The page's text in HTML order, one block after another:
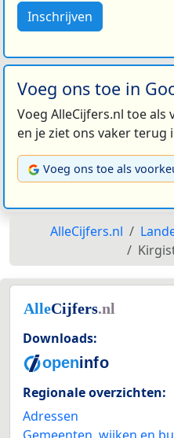
Inschrijven
Voeg ons toe in
Voeg AlleCijfers.nl toe
en je ziet ons vaker terug
Voeg ons toe als
AlleCijfers.nl
Downloads:
Regionale overzichten:
Adressen